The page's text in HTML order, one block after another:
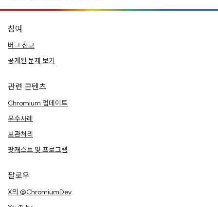
참여
버그 신고
공개된 문제 보기
관련 콘텐츠
Chromium 업데이트
우수사례
보관처리
팟캐스트 및 프로그램
팔로우
X의 @ChromiumDev